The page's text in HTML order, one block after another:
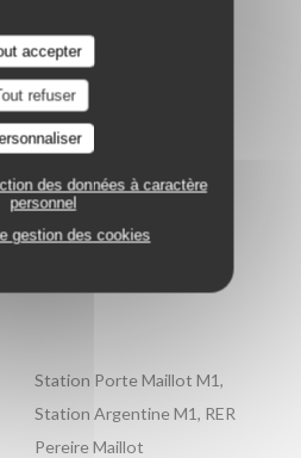
accepter
refuser
des données à caractère
personnel
gestion des cookies
des groupes,
Devis personnalisé gratuit,
Restaurant, Paiement Sans
Titres restaurant,
Carte Bleue
Station Porte Maillot M1,
Station Argentine M1, RER
Pereire Maillot